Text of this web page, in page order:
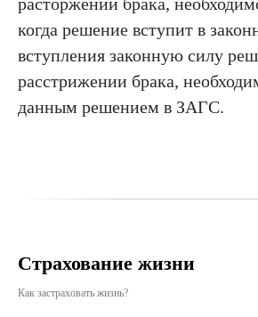
когда решение вступит в
вступления законную силу
расстрижении брака,
данным решением в ЗАГС.
Страхование жизни
Как застраховать жизнь?